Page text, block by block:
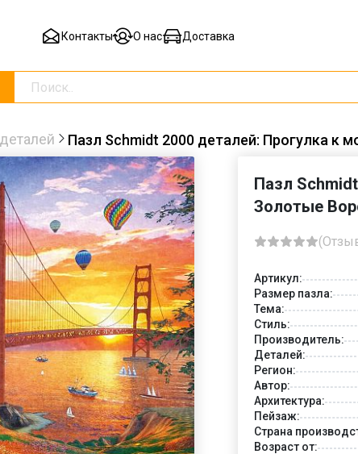
Контакты О нас Доставка
Пазл Schmidt 2000 деталей: Прогулка к
Пазл
Золотые
Артикул:
Размер пазла:
Тема:
Стиль:
Производитель:
Деталей:
Регион:
Автор:
Архитектура:
Пейзаж:
Страна
Возраст от: